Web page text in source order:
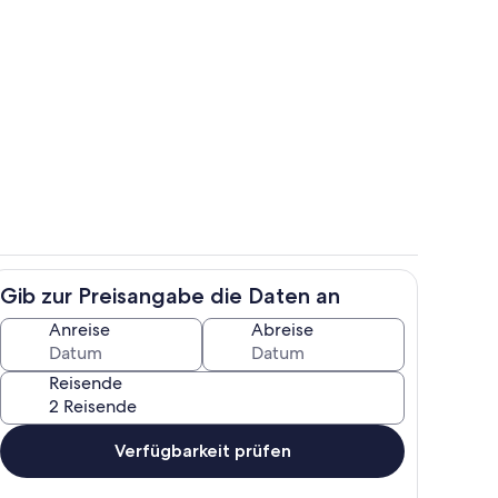
Wohnbereich
Gib zur Preisangabe die Daten an
Anreise Abreise
Reisende
Verfügbarkeit prüfen